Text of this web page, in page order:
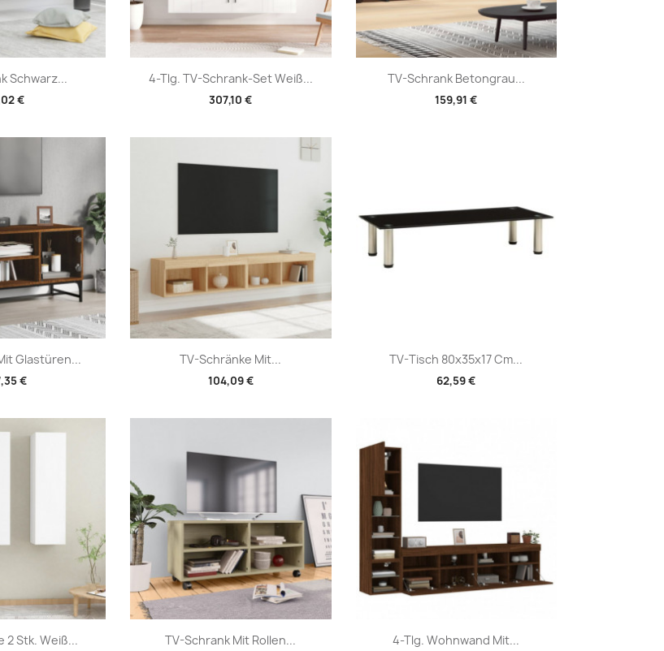
Schwarz...
€
4-Tlg. TV-Schrank-Set Weiß...
307,10 €
Vorschau TV-Schrank Betongrau...
159,91 €
Vorschau
Glastüren...
€
TV-Schränke Mit...
104,09 €
Vorschau TV-Tisch 80x35x17 Cm...
62,59 €
Vorschau
2 Stk. Weiß... TV-Schrank Mit Rollen...
Vorschau 4-Tlg. Wohnwand Mit...
Vorschau